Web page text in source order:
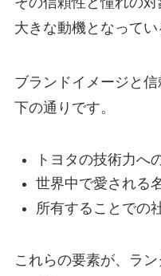
大きな動機となってい
ブランドイメージと
下の通りです。
トヨタの技術力へ
世界中で愛される
所有することでの
これらの要素が、ラ